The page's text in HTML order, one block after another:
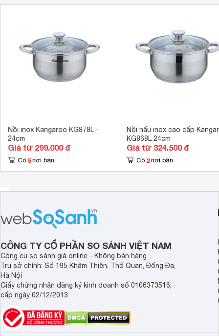
Nồi inox Kangaroo KG878L -
24cm
Giá từ 299.000 đ
Có 5 nơi bán
Nồi nấu inox cao cấp
KG868L 24cm
Giá từ 324.500 đ
Có 2 nơi bán
CÔNG TY CỔ PHẦN SO SÁNH VIỆT NAM
Công cụ so sánh giá online - Không bán hàng
Trụ sở chính: Số 195 Khâm Thiên, Thổ Quan, Đống Đa,
Hà Nội
Giấy chứng nhận đăng ký kinh doanh số 0106373516,
cấp ngày 02/12/2013